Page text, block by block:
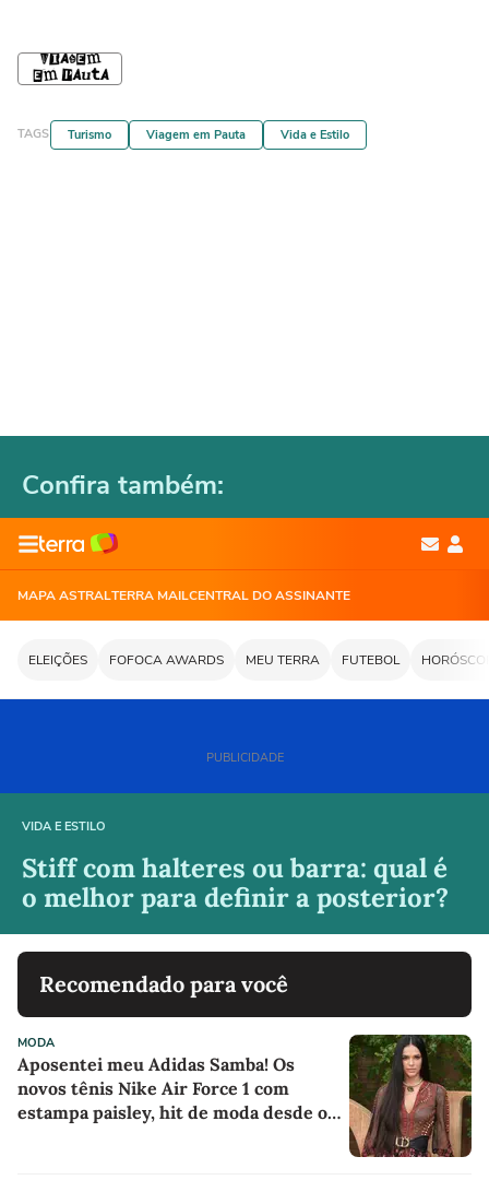
TAGS Turismo Viagem em Pauta Vida e Estilo
Confira também:
VIDA E ESTILO
Stiff com halteres ou barra: qual é
o melhor para definir a posterior?
Recomendado para você
MODA
Aposentei meu Adidas Samba! Os
novos tênis Nike Air Force 1 com
estampa paisley, hit de moda desde os